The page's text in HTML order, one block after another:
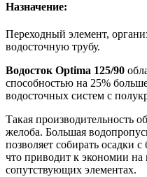
Назначение:
Переходный элемент,
водосточную трубу.
Водосток Optima 125/90
способностью на 25%
водосточных систем с
Такая производительность
желоба. Большая
позволяет собирать осадки
что приводит к экономии на
сопутствующих элементах.